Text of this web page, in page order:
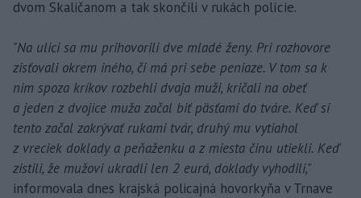
dvom Skaličanom a tak skončili v rukách polície.
"Na ulici sa mu prihovorili dve mladé ženy. Pri rozhovore
zisťovali okrem iného, či má pri sebe peniaze. V tom sa k
nim spoza kríkov rozbehli dvaja muži, kričali na obeť
a jeden z dvojice muža začal biť päsťami do tváre. Keď si
tento začal zakrývať rukami tvár, druhý mu vytiahol
z vreciek doklady a peňaženku a z miesta činu utiekli. Keď
zistili, že mužovi ukradli len 2 eurá, doklady vyhodili,"
informovala dnes krajská policajná hovorkyňa v Trnave